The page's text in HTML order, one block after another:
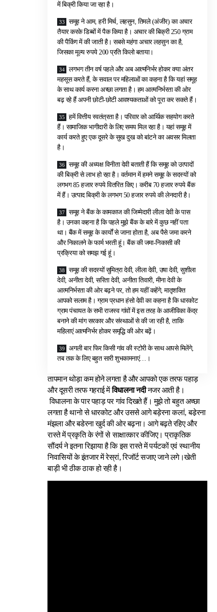
में बिक्री किया जा रहा है।
समूह ने आम, हरी मिर्च, लहसुन, तिमले (अंजीर) का अचार
तैयार करके डिब्बों में पैक किया है। अचार की बिक्री 250 ग्राम
की पैकिंग में की जाती है। सबसे महंगा अचार लहसुन का है,
जिसका मूल्य रुपये 200 प्रति किलो बताया।
लगभग तीन वर्ष पहले और अब आत्मनिर्भर होकर क्या अंतर
महसूस करते हैं, के सवाल पर महिलाओं का कहना है कि यहां समूह
के साथ कार्य करना अच्छा लगता है। हम आत्मनिर्भरता की ओर
बढ़ रहे हैं अपनी छोटी-छोटी आवश्यकताओं को पूरा कर सकते हैं।
हमें वित्तीय स्वतंत्रता है। परिवार को आर्थिक सहयोग करते
हैं। सामाजिक भागीदारी के लिए समय मिल रहा है। यहां समूह में
कार्य करते हुए एक दूसरे के सुख दुख को बांटने का अवसर मिलता
है।
समूह की अध्यक्ष विनीता देवी बताती हैं कि समूह को उत्पादों
की बिक्री से लाभ हो रहा है। वर्तमान में हमने समूह के सदस्यों को
लगभग 85 हजार रुपये वितरित किए। करीब 70 हजार रुपये बैंक
में हैं। उत्पाद बिक्री के लगभग 50 हजार रुपये की लेनदारी है।
समूह ने बैंक के कामकाज की जिम्मेदारी लीला देवी के पास
है। उनका कहना है कि पहले मुझे बैंक के बारे में कुछ नहीं पता
था। बैंक में समूह के कार्यों से जाना होता है, अब पैसे जमा करने
और निकालने के फार्म भरती हूं। बैंक की जमा-निकासी की
प्रक्रिया को समझ गई हूं।
समूह की सदस्यों सुमित्रा देवी, लीला देवी, उषा देवी, सुशीला
देवी, अनीता देवी, सरिता देवी, अनीता तिवारी, मीना देवी के
आत्मनिर्भरता की ओर बढ़ने पर, तो हम यहीं कहेंगे, मातृशक्ति
आपको सलाम है। ग्राम प्रधान हंसो देवी का कहना है कि धारकोट
ग्राम पंचायत के सभी राजस्व गांवों में इस तरह के आजीविका केंद्र
बनाने की मांग सरकार और संस्थाओं से की जा रही है, ताकि
महिलाएं आत्मनिर्भर होकर समृद्धि की ओर बढ़ें।
अगली बार फिर किसी गांव की स्टोरी के साथ आपसे मिलेंगे,
तब तक के लिए बहुत सारी शुभकामनाएं…।
तापमान थोड़ा कम होने लगता है और आपको एक तरफ पहाड़
और दूसरी तरफ गहराई मेंविधालना नदीनजर आती है।
विधालना के पार पहाड़ पर गांव दिखते हैं। मुझे तो बहुत अच्छा
लगता है थानो से धारकोट और उससे आगे बड़ेरना कलां, बडे़रना
मंझला और बडेरना खुर्द की ओर बढ़ना। आगे बढ़ते रहिए और
रास्ते में प्रकृति के रंगों से साक्षात्कार कीजिए। प्राकृतिक
सौंदर्य ने इतना रिझाया है कि इस रास्ते में पर्यटकों एवं स्थानीय
निवासियों के इंतजार में रेस्रां, रिजॉर्ट सजाए जाने लगे।खेती
बाड़ी भी ठीक ठाक हो रही है।